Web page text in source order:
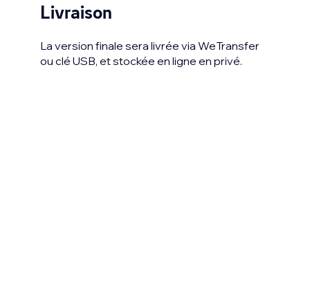
Livraison
La version finale sera livrée via WeTransfer
ou clé USB, et stockée en ligne en privé.